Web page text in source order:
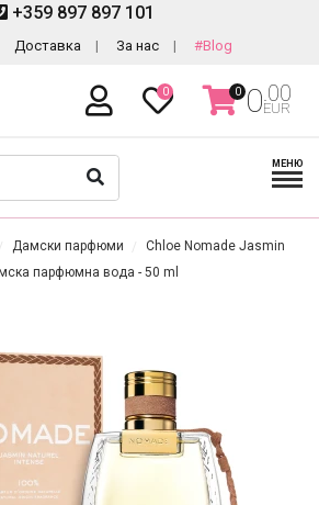
+359 897 897 101
Доставка За нас #Blog
0 0 0.00
EUR
МЕНЮ
Дамски парфюми
Chloe Nomade Jasmin
парфюмна вода - 50 ml